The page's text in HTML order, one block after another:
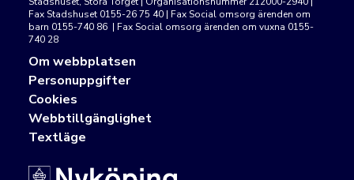
Fax Stadshuset 0155-26 75 40 | Fax Social omsorg ärenden om
barn 0155-740 86 | Fax Social omsorg ärenden om vuxna 0155-
740 28
Om webbplatsen
Personuppgifter
Cookies
Webbtillgänglighet
Textläge